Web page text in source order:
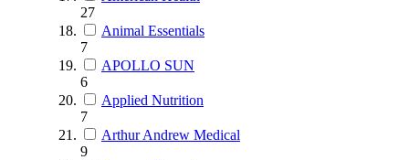
27
Animal Essentials
7
APOLLO SUN
6
Applied Nutrition
7
Arthur Andrew Medical
9